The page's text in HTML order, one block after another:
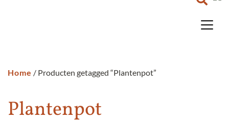
Home / Producten getagged “Plantenpot”
Plantenpot